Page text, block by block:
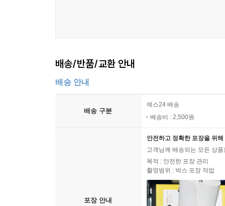
배송/반품/교환 안내
배송 안내
배송 구분
예스24 배송
배송비 : 2,500원
포장 안내
안전하고 정확한 포장을 위
고객님께 배송되는 모든 상
목적 : 안전한 포장 관리
촬영범위 : 박스 포장 작업